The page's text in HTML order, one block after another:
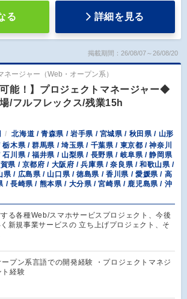
る 詳細を見る
掲載期間：26/08/07～26/08/20
ネージャー（Web・オープン系）
能！】プロジェクトマネージャー◆
/フルフレックス/残業15h
北海道 / 青森県 / 岩手県 / 宮城県 / 秋田県 / 山形
木県 / 群馬県 / 埼玉県 / 千葉県 / 東京都 / 神奈川
川県 / 福井県 / 山梨県 / 長野県 / 岐阜県 / 静岡県
県 / 京都府 / 大阪府 / 兵庫県 / 奈良県 / 和歌山県 /
県 / 広島県 / 山口県 / 徳島県 / 香川県 / 愛媛県 / 高
/ 長崎県 / 熊本県 / 大分県 / 宮崎県 / 鹿児島県 / 沖
る各種Web/スマホサービスプロジェクト、今後
新規事業サービスの 立ち上げプロジェクト、そ
ープン系言語での開発経験 ・プロジェクトマネジ
ト経験